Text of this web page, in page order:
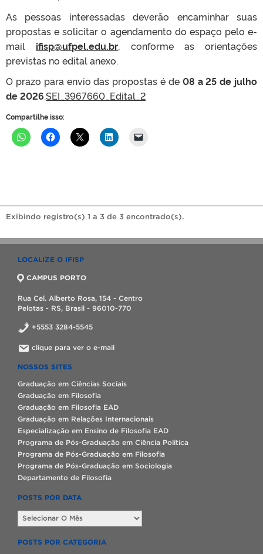
As pessoas interessadas deverão encaminhar suas
propostas e solicitar o agendamento do espaço pelo e-
mail ifisp@ufpel.edu.br, conforme as orientações
previstas no edital anexo.
O prazo para envio das propostas é de 08 a 25 de julho
de 2026.SEI_3967660_Edital_2
Compartilhe isso:
Exibindo registro(s) 1 a 3 de 3 encontrado(s).
LOCALIZE O IFISP
CAMPUS PORTO
Rua Cel. Alberto Rosa, 154 - Centro
Pelotas - RS, Brasil - 96010-770
+5553 3284-5545
clique para ver o e-mail
NOSSOS SITES
Graduação em Ciências Sociais
Graduação em Filosofia
Graduação em Filosofia EAD
Graduação em Relações Internacionais
Especialização em Ensino de Filosofia EAD
Programa de Pós-Graduação em Ciência Política
Programa de Pós-Graduação em Filosofia
Programa de Pós-Graduação em Sociologia
Departamento de Filosofia
POSTS POR DATA
Posts
por
POSTS POR CATEGORIA